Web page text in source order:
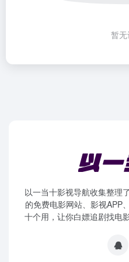
暂
以一当十影视导航收集整理
的免费电影网站、影视APP
十个用，让你白嫖追剧找电